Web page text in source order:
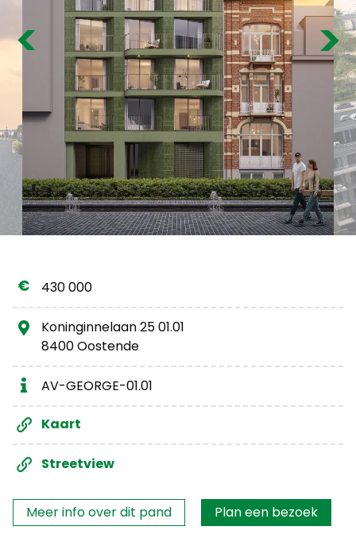
Gratis schatting
Previous
430 000
Koninginnelaan 25 01.01
8400 Oostende
AV-GEORGE-01.01
Kaart
Streetview
Interesse?
Meer info over dit pand
Plan een bezoek